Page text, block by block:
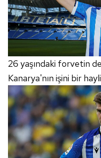
26 yaşındaki forvetin de
Kanarya'nın işini bir